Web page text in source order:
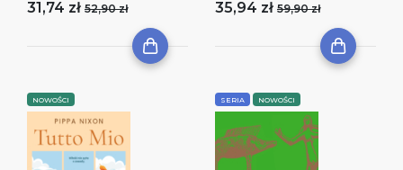
31,74 zł 52,90 zł 35,94 zł 59,90 zł
NOWOŚCI SERIA NOWOŚCI